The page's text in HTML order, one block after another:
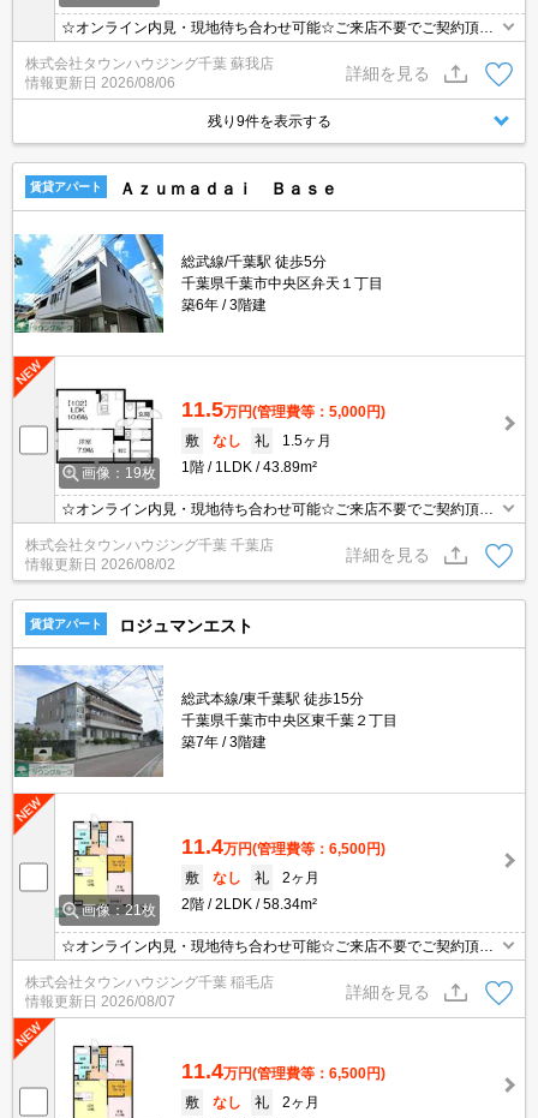
☆オンライン内見・現地待ち合わせ可能☆ご来店不要でご契約頂く
事も可能です！お部屋探しは【タウンハウジング千葉店】にお任せ
ください！
株式会社タウンハウジング千葉 蘇我店
情報更新日 2026/08/06
詳細を見る
残り9件を表示する
賃貸アパート Ａｚｕｍａｄａｉ Ｂａｓｅ
総武線/千葉駅 徒歩5分
千葉県千葉市中央区弁天１丁目
築6年
3階建
画像：19枚
11.5万円(管理費等：5,000円)
敷
なし 礼
1.5ヶ月
1階
1LDK 43.89m²
☆オンライン内見・現地待ち合わせ可能☆ご来店不要でご契約頂く
事も可能です！お部屋探しは【タウンハウジング蘇我店】にお任せ
ください！
株式会社タウンハウジング千葉 千葉店
情報更新日 2026/08/02
詳細を見る
賃貸アパート ロジュマンエスト
総武本線/東千葉駅 徒歩15分
千葉県千葉市中央区東千葉２丁目
築7年
3階建
画像：21枚
11.4万円(管理費等：6,500円)
敷
なし 礼
2ヶ月
2階
2LDK 58.34m²
☆オンライン内見・現地待ち合わせ可能☆ご来店不要でご契約頂く
事も可能です！お部屋探しは【タウンハウジング蘇我店】にお任せ
ください！
株式会社タウンハウジング千葉 稲毛店
情報更新日 2026/08/07
詳細を見る
11.4万円(管理費等：6,500円)
敷
なし 礼
2ヶ月